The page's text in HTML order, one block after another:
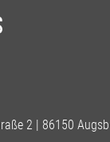
2 | 86150